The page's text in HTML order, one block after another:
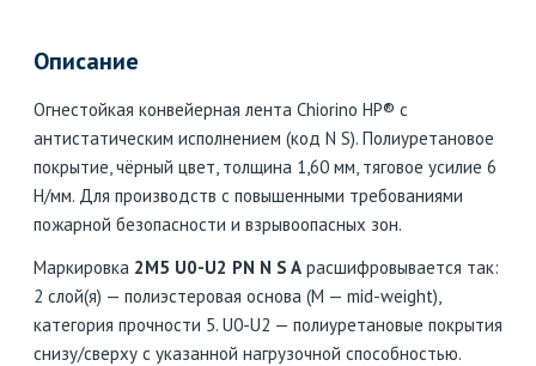
Описание
Огнестойкая конвейерная лента Chiorino HP® с
антистатическим исполнением (код N S). Полиуретановое
покрытие, чёрный цвет, толщина 1,60 мм, тяговое усилие 6
Н/мм. Для производств с повышенными требованиями
пожарной безопасности и взрывоопасных зон.
Маркировка 2M5 U0-U2 PN N S A расшифровывается так:
2 слой(я) — полиэстеровая основа (M — mid-weight),
категория прочности 5. U0-U2 — полиуретановые покрытия
снизу/сверху с указанной нагрузочной способностью.